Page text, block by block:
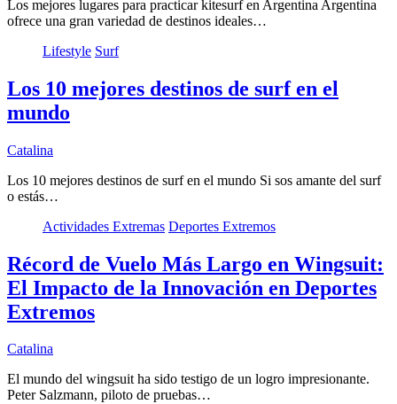
Los mejores lugares para practicar kitesurf en Argentina Argentina
ofrece una gran variedad de destinos ideales…
Lifestyle Surf
Los 10 mejores destinos de surf en el
mundo
Catalina
Los 10 mejores destinos de surf en el mundo Si sos amante del surf
o estás…
Actividades Extremas Deportes Extremos
Récord de Vuelo Más Largo en Wingsuit:
El Impacto de la Innovación en Deportes
Extremos
Catalina
El mundo del wingsuit ha sido testigo de un logro impresionante.
Peter Salzmann, piloto de pruebas…